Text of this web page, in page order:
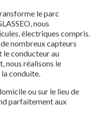
le parc
nous
électriques compris.
nombreux capteurs
le conducteur au
nous réalisons le
conduite.
ou sur le lieu de
parfaitement aux